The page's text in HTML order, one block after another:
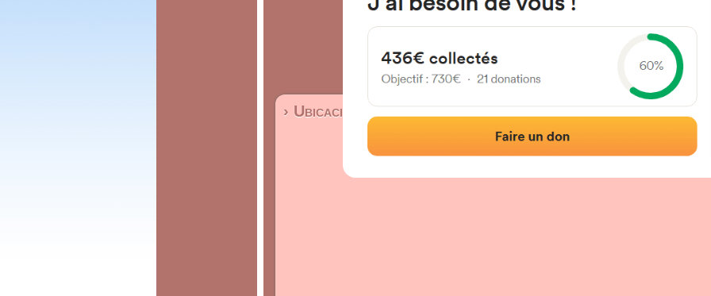
#3331
Localización|Fotos|Comentarios y reseñas
› Ubicación del frontón